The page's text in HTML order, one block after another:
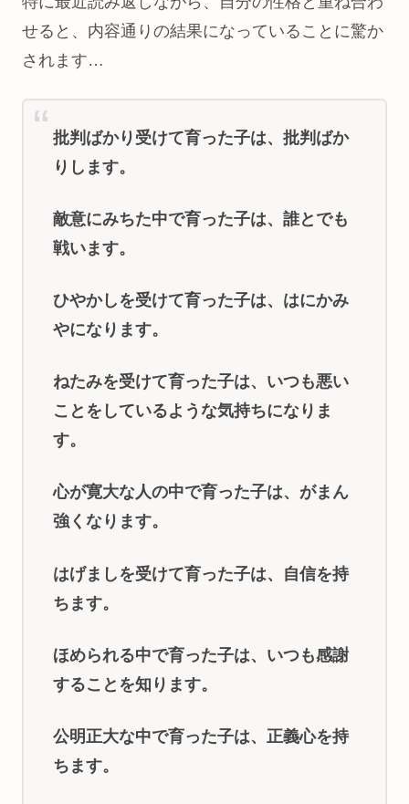
せると、内容通りの結果になっていることに驚か
されます…
批判ばかり受けて育った子は、批判ばか
りします。
敵意にみちた中で育った子は、誰とでも
戦います。
ひやかしを受けて育った子は、はにかみ
やになります。
ねたみを受けて育った子は、いつも悪い
ことをしているような気持ちになりま
す。
心が寛大な人の中で育った子は、がまん
強くなります。
はげましを受けて育った子は、自信を持
ちます。
ほめられる中で育った子は、いつも感謝
することを知ります。
公明正大な中で育った子は、正義心を持
ちます。